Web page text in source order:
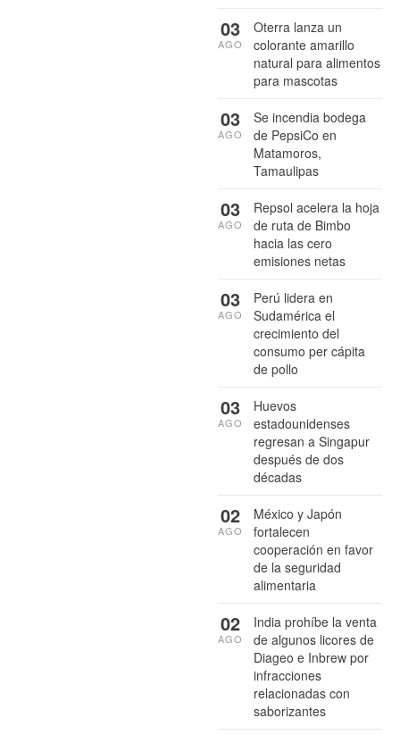
Oterra lanza un
colorante amarillo
natural para alimentos
para mascotas
03
AGO
Se incendia bodega
de PepsiCo en
Matamoros,
Tamaulipas
03
AGO
Repsol acelera la hoja
de ruta de Bimbo
hacia las cero
emisiones netas
03
AGO
Perú lidera en
Sudamérica el
crecimiento del
consumo per cápita
de pollo
03
AGO
Huevos
estadounidenses
regresan a Singapur
después de dos
décadas
03
AGO
México y Japón
fortalecen
cooperación en favor
de la seguridad
alimentaria
02
AGO
India prohíbe la venta
de algunos licores de
Diageo e Inbrew por
infracciones
relacionadas con
saborizantes
02
AGO